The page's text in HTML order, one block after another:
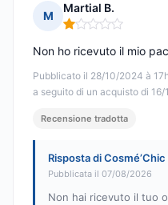
M
Martial B.
Nota: 1 su 5
Pubblicato il 28/10/2024 à
a seguito di un acquisto di
Non ho ricevuto il mio
Recensione tradotta
Risposta di Cosmé’Chic
Pubblicata il 07/08/2026
Non hai ricevuto il tuo